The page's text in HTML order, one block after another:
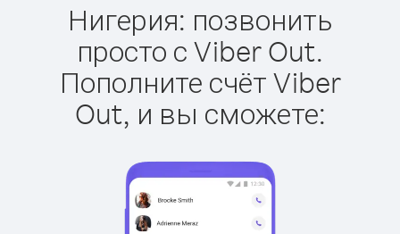
Нигерия: позвонить
просто с Viber Out.
Пополните счёт Viber
Out, и вы сможете: